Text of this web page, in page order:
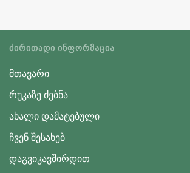
ᲫᲘᲠᲘᲗᲐᲓᲘ ᲘᲜᲤᲝᲠᲛᲐᲪᲘᲐ
მთავარი
რუკაზე ძებნა
ახალი დამატებული
ჩვენ შესახებ
დაგვიკავშირდით